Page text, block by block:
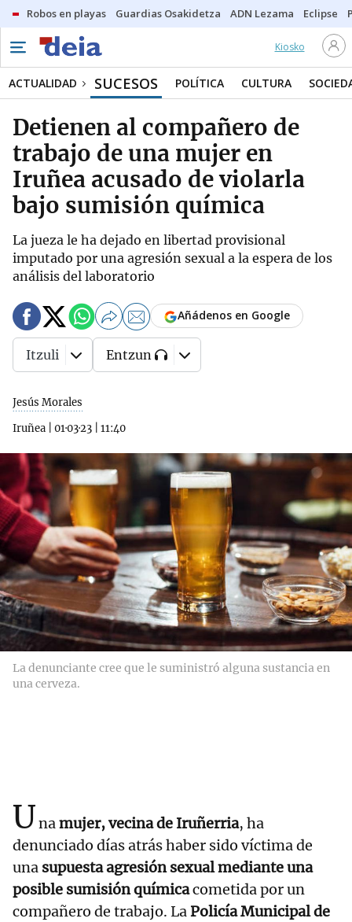
Robos en playas Guardias Osakidetza ADN Lezama Eclipse
Kiosko
ACTUALIDAD SUCESOS POLÍTICA CULTURA
Detienen al compañero de
trabajo de una mujer en
Iruñea acusado de violarla
bajo sumisión química
La jueza le ha dejado en libertad provisional
imputado por una agresión sexual a la espera de los
análisis del laboratorio
Jesús Morales
Iruñea
01·03·23 11:40
Añádenos en Google
Itzuli Entzun
La denunciante cree que le suministró alguna sustancia en
una cerveza.
Unamujer, vecina de Iruñerria, ha
denunciado días atrás haber sido víctima de
una supuesta agresión sexual mediante una
posible sumisión químicacometida por un
compañero de trabajo. LaPolicía Municipal de